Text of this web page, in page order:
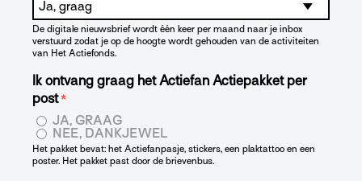
De digitale nieuwsbrief wordt één keer per maand naar je inbox
verstuurd zodat je op de hoogte wordt gehouden van de activiteiten
van Het Actiefonds.
Ik ontvang graag het Actiefan Actiepakket per
post *
JA, GRAAG
NEE, DANKJEWEL
Het pakket bevat: het Actiefanpasje, stickers, een plaktattoo en een
poster. Het pakket past door de brievenbus.